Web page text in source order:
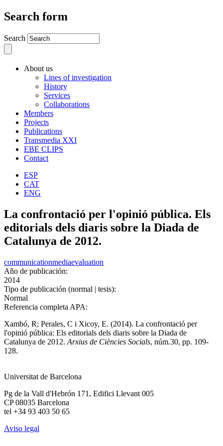
Search form
Search
About us
Lines of investigation
History
Services
Collaborations
Members
Projects
Publications
Transmedia XXI
EBE CLIPS
Contact
ESP
CAT
ENG
La confrontació per l'opinió pública. Els
editorials dels diaris sobre la Diada de
Catalunya de 2012.
communicationmediaevaluation
Año de publicación:
2014
Tipo de publicación (normal | tesis):
Normal
Referencia completa APA:
Xambó, R; Perales, C i Xicoy, E. (2014). La confrontació per
l'opinió pública: Els editorials dels diaris sobre la Diada de
Catalunya de 2012. Arxius de Ciències Socials, núm.30, pp. 109-
128.
Universitat de Barcelona
Pg de la Vall d'Hebrón 171, Edifici Llevant 005
CP 08035 Barcelona
tel +34 93 403 50 65
Aviso legal